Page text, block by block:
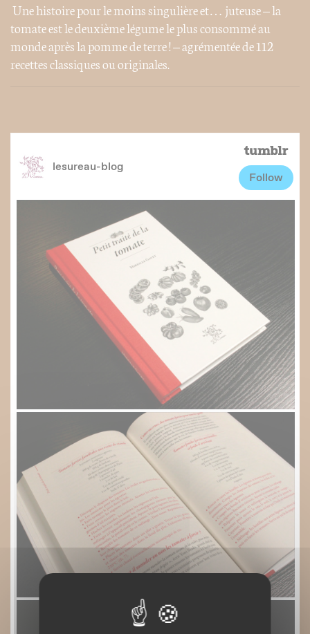
Une histoire pour le moins singulière et… juteuse – la
tomate est le deuxième légume le plus consommé au
monde après la pomme de terre ! – agrémentée de 112
recettes classiques ou originales.